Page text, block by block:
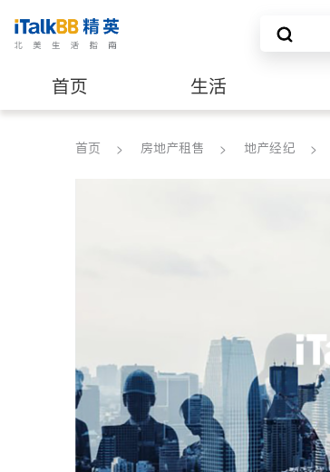
首页 生活
建筑装修
首页 房地产租售 地产经纪